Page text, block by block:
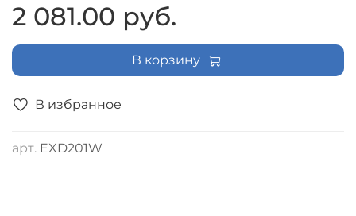
В избранное
арт. EXD201W
2 081.00 руб.
В корзину